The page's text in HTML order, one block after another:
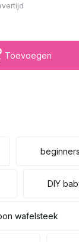
Toevoegen
DIY
wafelsteek